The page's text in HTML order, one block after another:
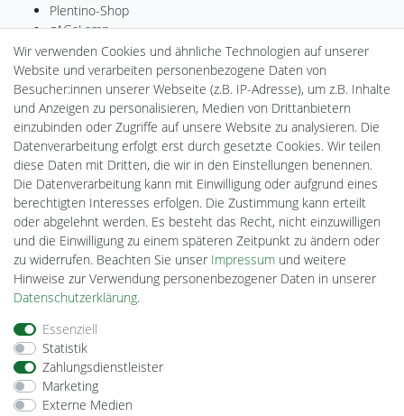
Plentino-Shop
gAGaLamp
Drohnenstore24
MeinUSB
Batteriespeicher
PlentiSolar
Gebrauchtlicht
Ledkauf
DEYESOLAR
Lightech Connect
CardanLight Europe
FORTIMO LEDs
Cardanlight-Shop
Wallbox24
Impressum
Barrierefreiheitserklärung
Wir verwenden Cookies und ähnliche Technologien auf unserer
Website und verarbeiten personenbezogene Daten von
Besucher:innen unserer Webseite (z.B. IP-Adresse), um z.B. Inhalte
und Anzeigen zu personalisieren, Medien von Drittanbietern
einzubinden oder Zugriffe auf unsere Website zu analysieren. Die
Datenverarbeitung erfolgt erst durch gesetzte Cookies. Wir teilen
diese Daten mit Dritten, die wir in den Einstellungen benennen.
Die Datenverarbeitung kann mit Einwilligung oder aufgrund eines
berechtigten Interesses erfolgen. Die Zustimmung kann erteilt
oder abgelehnt werden. Es besteht das Recht, nicht einzuwilligen
und die Einwilligung zu einem späteren Zeitpunkt zu ändern oder
zu widerrufen. Beachten Sie unser Impressum und weitere
Hinweise zur Verwendung personenbezogener Daten in unserer
Daten­schutz­erklärung.
Essenziell
Statistik
Zahlungsdienstleister
Marketing
Externe Medien